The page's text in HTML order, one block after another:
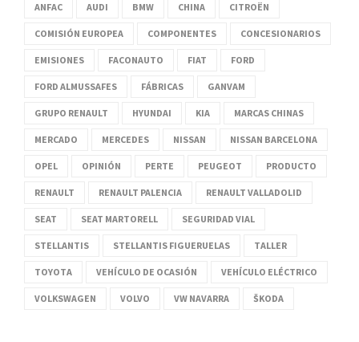
ANFAC AUDI BMW CHINA CITROËN
COMISIÓN EUROPEA COMPONENTES CONCESIONARIOS
EMISIONES FACONAUTO FIAT FORD
FORD ALMUSSAFES FÁBRICAS GANVAM
GRUPO RENAULT HYUNDAI KIA MARCAS CHINAS
MERCADO MERCEDES NISSAN NISSAN BARCELONA
OPEL OPINIÓN PERTE PEUGEOT PRODUCTO
RENAULT RENAULT PALENCIA RENAULT VALLADOLID
SEAT SEAT MARTORELL SEGURIDAD VIAL
STELLANTIS STELLANTIS FIGUERUELAS TALLER
TOYOTA VEHÍCULO DE OCASIÓN VEHÍCULO ELÉCTRICO
VOLKSWAGEN VOLVO VW NAVARRA ŠKODA